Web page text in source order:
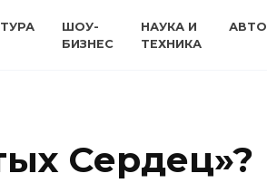
ШОУ-
БИЗНЕС
НАУКА И
ТЕХНИКА
АВТО
Сердец»?